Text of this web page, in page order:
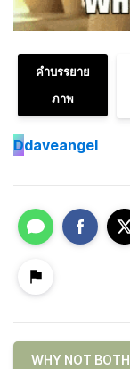
คำบรรยาย
ภาพ
Ddaveangel
WHY NOT BOTH